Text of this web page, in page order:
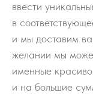
ввести
в
и мы доставим
желании мы
именные
и на большие